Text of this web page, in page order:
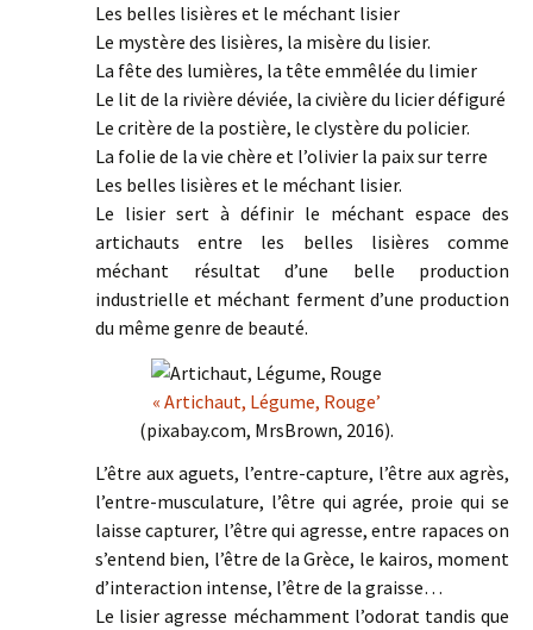
Les belles lisières et le méchant lisier
Le mystère des lisières, la misère du lisier.
La fête des lumières, la tête emmêlée du limier
Le lit de la rivière déviée, la civière du licier défiguré
Le critère de la postière, le clystère du policier.
La folie de la vie chère et l’olivier la paix sur terre
Les belles lisières et le méchant lisier.
Le lisier sert à définir le méchant espace des
artichauts entre les belles lisières comme
méchant résultat d’une belle production
industrielle et méchant ferment d’une production
du même genre de beauté.
« Artichaut, Légume, Rouge’
(pixabay.com, MrsBrown, 2016).
L’être aux aguets, l’entre-capture, l’être aux agrès,
l’entre-musculature, l’être qui agrée, proie qui se
laisse capturer, l’être qui agresse, entre rapaces on
s’entend bien, l’être de la Grèce, le kairos, moment
d’interaction intense, l’être de la graisse…
Le lisier agresse méchamment l’odorat tandis que